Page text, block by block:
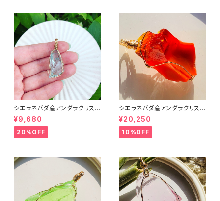
シエラネバダ産アンダラクリスタ
ル★宝石質～Gem Cyan Ang
el～【世界で1つだけのアンダラ
ペンダントトップ】
¥9,680
20%OFF
シエラネバダ産アンダラクリスタ
ル★宝石質～Gem Rare Lem
urian Sunrise～【世界で1つだ
けのアンダラペンダントトップ】
¥20,250
10%OFF